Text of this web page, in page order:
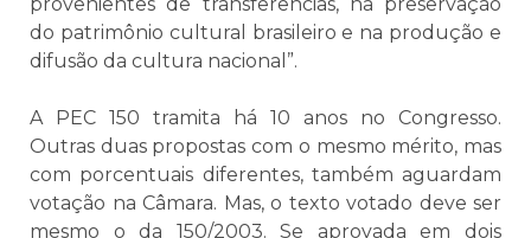
do patrimônio cultural brasileiro e na produção e
difusão da cultura nacional”.
A PEC 150 tramita há 10 anos no Congresso.
Outras duas propostas com o mesmo mérito, mas
com porcentuais diferentes, também aguardam
votação na Câmara. Mas, o texto votado deve ser
mesmo o da 150/2003. Se aprovada em dois